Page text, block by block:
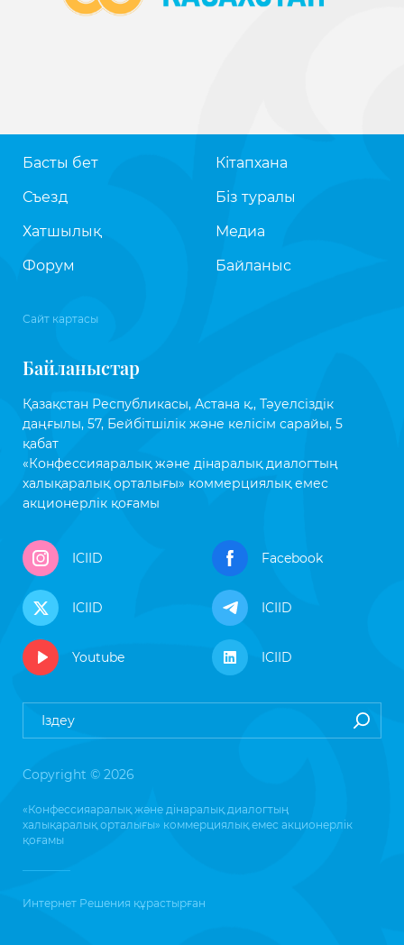
Басты бет
Съезд
Хатшылық
Форум
Кітапхана
Біз туралы
Медиа
Байланыс
Сайт картасы
Байланыстар
Қазақстан Республикасы, Астана қ., Тәуелсіздік
даңғылы, 57, Бейбітшілік және келісім сарайы, 5
қабат
«Конфессияаралық және дінаралық диалогтың
халықаралық орталығы» коммерциялық емес
акционерлік қоғамы
ICIID Facebook
ICIID ICIID
Youtube ICIID
Copyright © 2026
«Конфессияаралық және дінаралық диалогтың
халықаралық орталығы» коммерциялық емес акционерлік
қоғамы
Интернет Решения құрастырған